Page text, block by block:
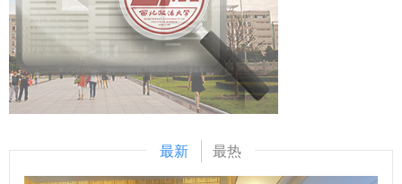
培养事关司法审判的国际形象，事关国家法治软实力的构建，
是涉外司法审判的基础性工程，西安中院和西北政法大学再次
院校携手、深化合作，加大涉外领域高层次法治人才培养力
度，进一步拓宽涉外法治人才培养路径，为涉外司法审判事业
源源不断注入动能，努力搭建法学理论与司法实务深度融合的
调研平台，加强人才互动交流，在全国法院涉外审判人才的大
队伍中凸显西安法院的地位作用，在服务高水平对外开放的新
疆维吾尔自治区成立70周年之际，论坛紧紧聚焦铸牢中华民族
共同体意识和新时代边疆治理，是高校人文社会科学研究围绕
党在新时代中心工作的体现，为进一步贯彻落实新时代治疆方
略提供了学术交流与实践探索的平台。 （供稿：马克思主义
学院 撰稿：鲁洋 审核：刘驰）
最新 最热